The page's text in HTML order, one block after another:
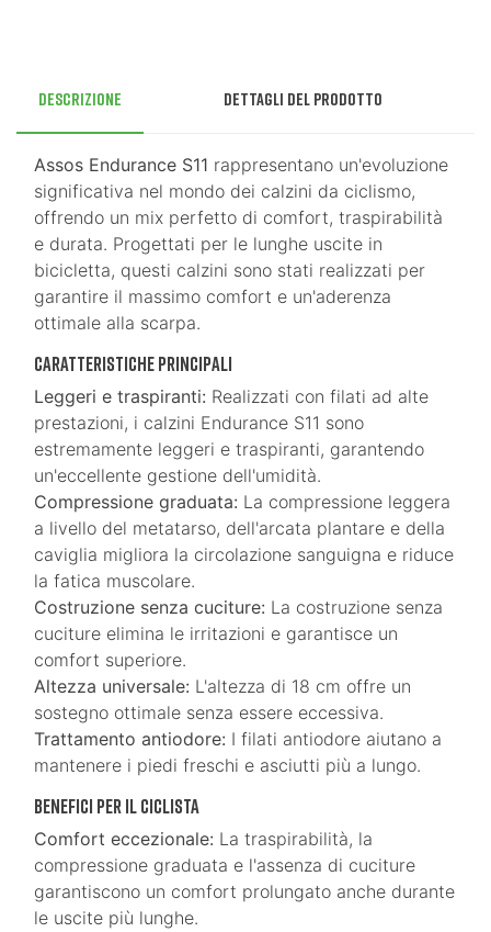
Descrizione Dettagli del prodotto
Assos Endurance S11 rappresentano un'evoluzione
significativa nel mondo dei calzini da ciclismo,
offrendo un mix perfetto di comfort, traspirabilità
e durata. Progettati per le lunghe uscite in
bicicletta, questi calzini sono stati realizzati per
garantire il massimo comfort e un'aderenza
ottimale alla scarpa.
Caratteristiche principali
Leggeri e traspiranti: Realizzati con filati ad alte
prestazioni, i calzini Endurance S11 sono
estremamente leggeri e traspiranti, garantendo
un'eccellente gestione dell'umidità.
Compressione graduata: La compressione leggera
a livello del metatarso, dell'arcata plantare e della
caviglia migliora la circolazione sanguigna e riduce
la fatica muscolare.
Costruzione senza cuciture: La costruzione senza
cuciture elimina le irritazioni e garantisce un
comfort superiore.
Altezza universale: L'altezza di 18 cm offre un
sostegno ottimale senza essere eccessiva.
Trattamento antiodore: I filati antiodore aiutano a
mantenere i piedi freschi e asciutti più a lungo.
Benefici per il ciclista
Comfort eccezionale: La traspirabilità, la
compressione graduata e l'assenza di cuciture
garantiscono un comfort prolungato anche durante
le uscite più lunghe.